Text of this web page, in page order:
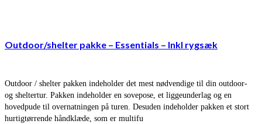
Outdoor/shelter pakke – Essentials – Inkl rygsæk
Outdoor / shelter pakken indeholder det mest nødvendige til din outdoor-
og sheltertur. Pakken indeholder en sovepose, et liggeunderlag og en
hovedpude til overnatningen på turen. Desuden indeholder pakken et stort
hurtigtørrende håndklæde, som er multifu